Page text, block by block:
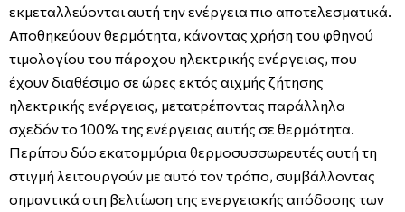
εκμεταλλεύονται αυτή την ενέργεια πιο αποτελεσματικά.
Αποθηκεύουν θερμότητα, κάνοντας χρήση του φθηνού
τιμολογίου του πάροχου ηλεκτρικής ενέργειας, που
έχουν διαθέσιμο σε ώρες εκτός αιχμής ζήτησης
ηλεκτρικής ενέργειας, μετατρέποντας παράλληλα
σχεδόν το 100% της ενέργειας αυτής σε θερμότητα.
Περίπου δύο εκατομμύρια θερμοσυσσωρευτές αυτή τη
στιγμή λειτουργούν με αυτό τον τρόπο, συμβάλλοντας
σημαντικά στη βελτίωση της ενεργειακής απόδοσης των